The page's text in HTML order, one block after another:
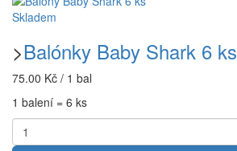
Skladem
>Balónky Baby Shark 6 ks
75.00 Kč / 1 bal
1 balení = 6 ks